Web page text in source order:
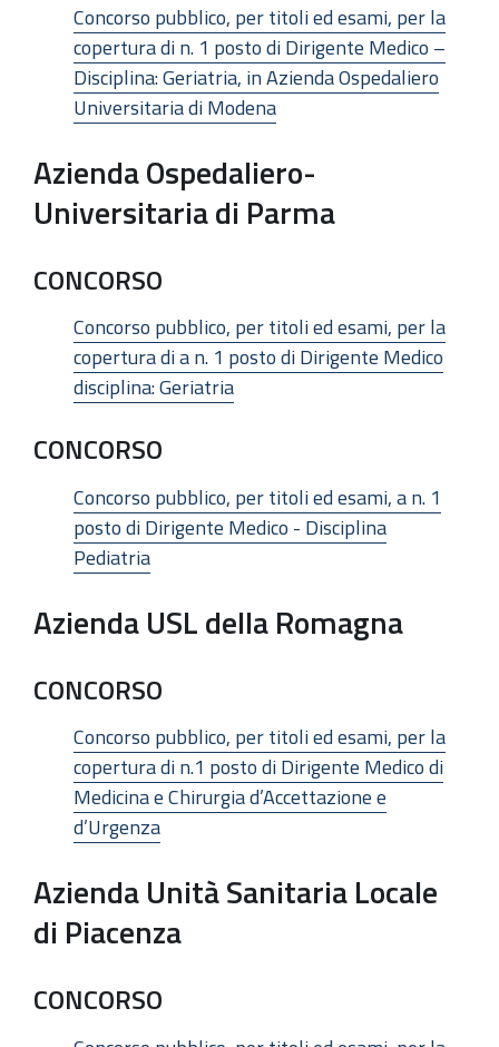
Concorso pubblico, per titoli ed esami, per la
copertura di n. 1 posto di Dirigente Medico –
Disciplina: Geriatria, in Azienda Ospedaliero
Universitaria di Modena
Azienda Ospedaliero-
Universitaria di Parma
CONCORSO
Concorso pubblico, per titoli ed esami, per la
copertura di a n. 1 posto di Dirigente Medico
disciplina: Geriatria
CONCORSO
Concorso pubblico, per titoli ed esami, a n. 1
posto di Dirigente Medico - Disciplina
Pediatria
Azienda USL della Romagna
CONCORSO
Concorso pubblico, per titoli ed esami, per la
copertura di n.1 posto di Dirigente Medico di
Medicina e Chirurgia d’Accettazione e
d’Urgenza
Azienda Unità Sanitaria Locale
di Piacenza
CONCORSO